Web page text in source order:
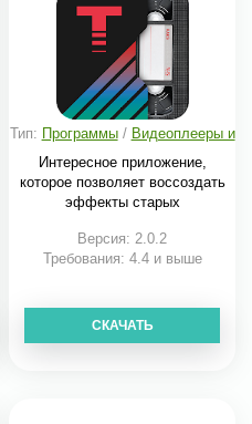
Тип: Программы/ Видеоплееры и
Интересное приложение,
которое позволяет воссоздать
эффекты старых
Версия: 2.0.2
Требования: 4.4 и выше
СКАЧАТЬ